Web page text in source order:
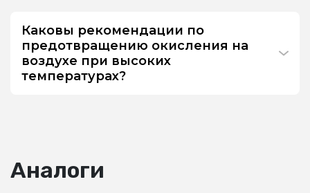
Каковы рекомендации по
предотвращению окисления на
воздухе при высоких
температурах?
Аналоги